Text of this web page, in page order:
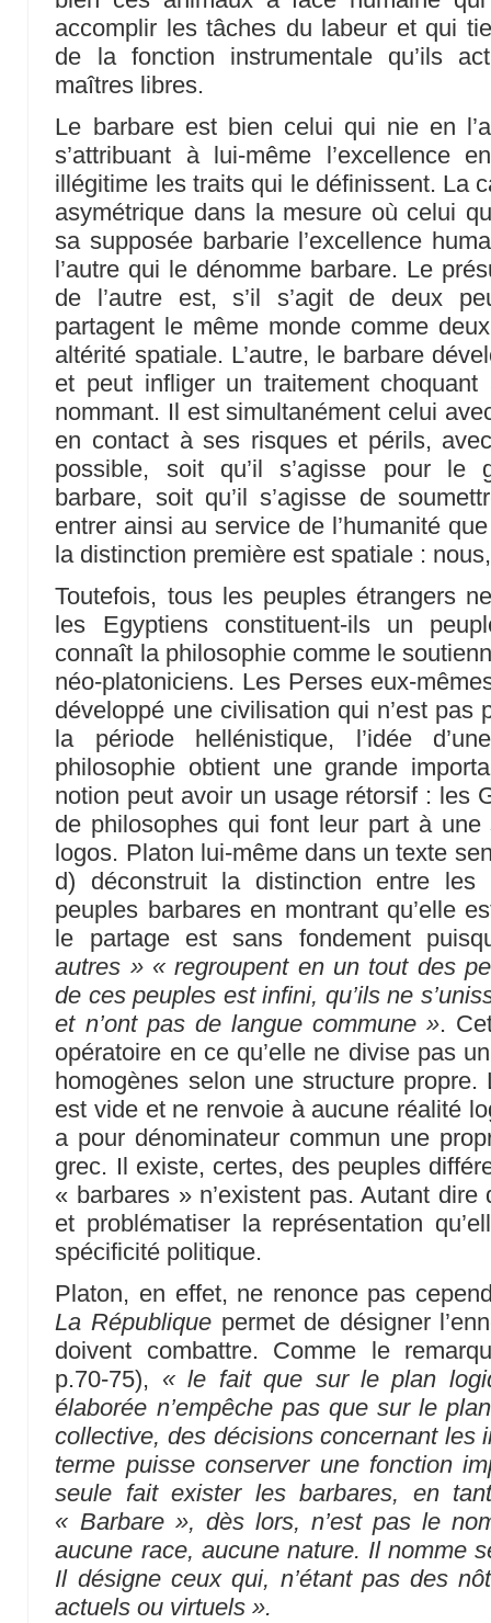
accomplir les tâches du labeur et qui
de la fonction instrumentale qu’ils
maîtres libres.
Le barbare est bien celui qui nie en
s’attribuant à lui-même l’excellence
illégitime les traits qui le définissent. La
asymétrique dans la mesure où celui
sa supposée barbarie l’excellence
l’autre qui le dénomme barbare. Le
de l’autre est, s’il s’agit de deux
partagent le même monde comme
altérité spatiale. L’autre, le barbare
et peut infliger un traitement
nommant. Il est simultanément celui
en contact à ses risques et périls,
possible, soit qu’il s’agisse pour le
barbare, soit qu’il s’agisse de
entrer ainsi au service de l’humanité
la distinction première est spatiale :
Toutefois, tous les peuples étrangers
les Egyptiens constituent-ils un
connaît la philosophie comme le
néo-platoniciens. Les Perses eux-
développé une civilisation qui n’est pas
la période hellénistique, l’idée
philosophie obtient une grande
notion peut avoir un usage rétorsif : les
de philosophes qui font leur part à
logos. Platon lui-même dans un texte
d) déconstruit la distinction entre
peuples barbares en montrant qu’elle
le partage est sans fondement
autres » « regroupent en un tout des
de ces peuples est infini, qu’ils ne
et n’ont pas de langue commune ».
opératoire en ce qu’elle ne divise pas
homogènes selon une structure propre.
est vide et ne renvoie à aucune réalité
a pour dénominateur commun une
grec. Il existe, certes, des peuples
« barbares » n’existent pas. Autant
et problématiser la représentation
spécificité politique.
Platon, en effet, ne renonce pas
La République permet de désigner
doivent combattre. Comme le
p.70-75), « le fait que sur le plan
élaborée n’empêche pas que sur le
collective, des décisions concernant les
terme puisse conserver une fonction
seule fait exister les barbares, en
« Barbare », dès lors, n’est pas le
aucune race, aucune nature. Il nomme
Il désigne ceux qui, n’étant pas des
actuels ou virtuels ».